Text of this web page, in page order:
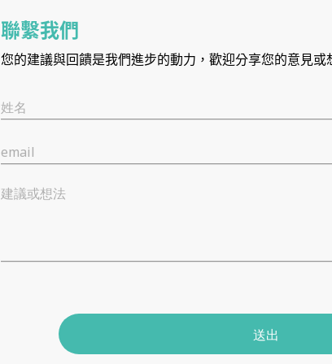
聯繫我們
您的建議與回饋是我們進步的動力，歡迎分享您的意見
姓名
email
建議或想法
送出